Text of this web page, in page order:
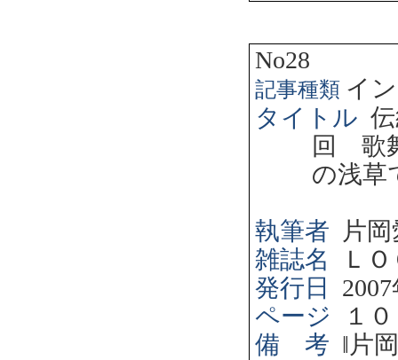
No28
記事種類 イ
タイトル
回 歌
の浅草
執筆者
片
雑誌名
Ｌ
発行日
2007
ページ
１
備 考 ‖ 片